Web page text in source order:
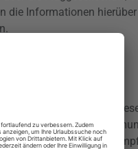
die Informationen
Kosten erwachsen.
gesetzlichen
dieses Kostenrisikos